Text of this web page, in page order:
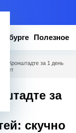
Полезное
в Кронштадте за 1 день
за
скучно